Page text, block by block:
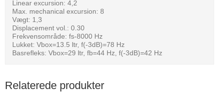
Linear excursion: 4,2
Max. mechanical excursion: 8
Vægt: 1,3
Displacement vol.: 0.30
Frekvensområde: fs-8000 Hz
Lukket: Vbox=13.5 ltr, f(-3dB)=78 Hz
Basrefleks: Vbox=29 ltr, fb=44 Hz, f(-3dB)=42 Hz
Relaterede produkter